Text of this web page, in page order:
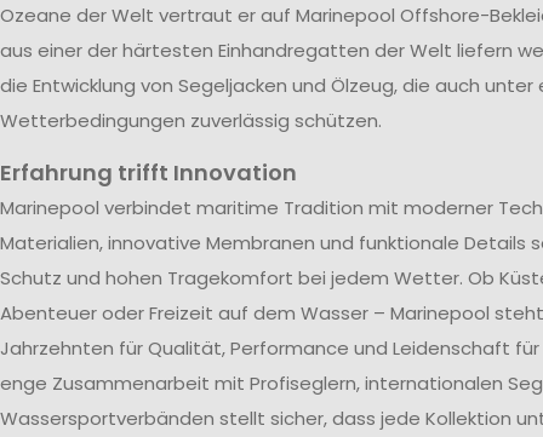
Ozeane der Welt vertraut er auf Marinepool Offshore-
aus einer der härtesten Einhandregatten der Welt liefern
die Entwicklung von Segeljacken und Ölzeug, die auch
Wetterbedingungen zuverlässig schützen.
Erfahrung trifft Innovation
Marinepool verbindet maritime Tradition mit moderner
Materialien, innovative Membranen und funktionale Details
Schutz und hohen Tragekomfort bei jedem Wetter. Ob
Abenteuer oder Freizeit auf dem Wasser – Marinepool
Jahrzehnten für Qualität, Performance und Leidenschaft
enge Zusammenarbeit mit Profiseglern, internationalen
Wassersportverbänden stellt sicher, dass jede Kollektion